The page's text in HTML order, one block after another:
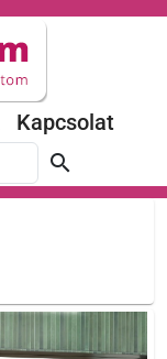
Kapcsolat
search